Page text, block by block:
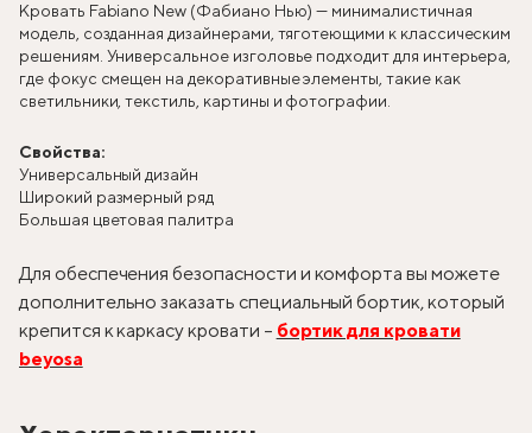
Кровать Fabiano New (Фабиано Нью) — минималистичная
модель, созданная дизайнерами, тяготеющими к классическим
решениям. Универсальное изголовье подходит для интерьера,
где фокус смещен на декоративные элементы, такие как
светильники, текстиль, картины и фотографии.
Свойства:
Универсальный дизайн
Широкий размерный ряд
Большая цветовая палитра
Для обеспечения безопасности и комфорта вы можете
дополнительно заказать специальный бортик, который
крепится к каркасу кровати – бортик для кровати
beyosa